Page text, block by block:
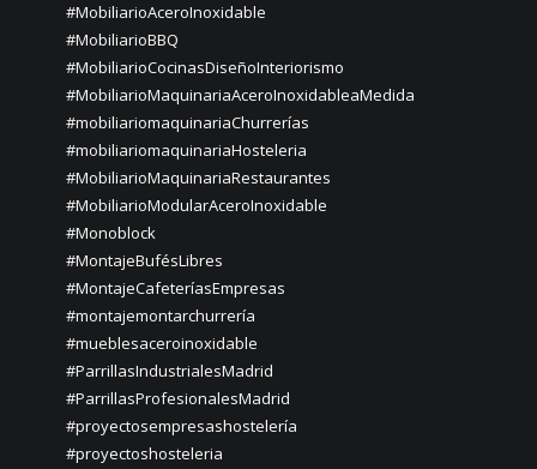
#MobiliarioAceroInoxidable
#MobiliarioBBQ
#MobiliarioCocinasDiseñoInteriorismo
#MobiliarioMaquinariaAceroInoxidableaMedida
#mobiliariomaquinariaChurrerías
#mobiliariomaquinariaHosteleria
#MobiliarioMaquinariaRestaurantes
#MobiliarioModularAceroInoxidable
#Monoblock
#MontajeBufésLibres
#MontajeCafeteríasEmpresas
#montajemontarchurrería
#mueblesaceroinoxidable
#ParrillasIndustrialesMadrid
#ParrillasProfesionalesMadrid
#proyectosempresashostelería
#proyectoshosteleria